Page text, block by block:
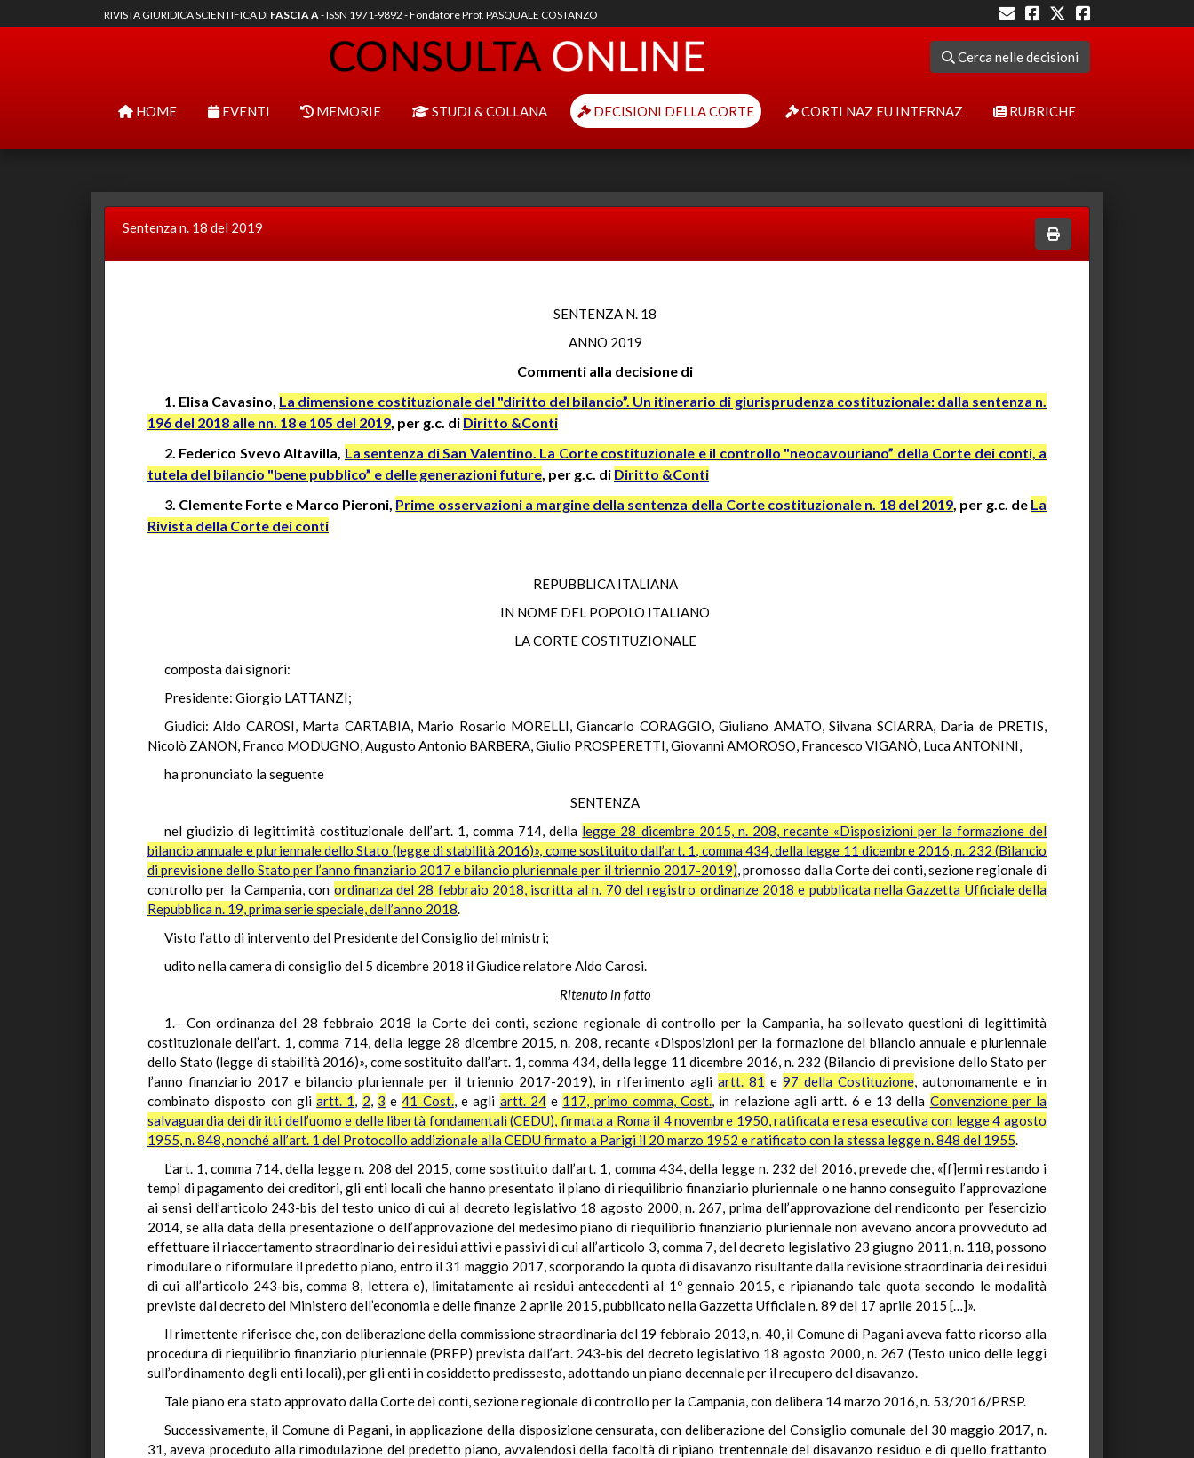
RIVISTA GIURIDICA SCIENTIFICA DI FASCIA A- ISSN 1971-9892 - Fondatore Prof. PASQUALE COSTANZO
Cerca nelle decisioni
HOME EVENTI MEMORIE STUDI & COLLANA DECISIONI DELLA CORTE CORTI NAZ EU INTERNAZ RUBRICHE
Sentenza n. 18 del 2019
SENTENZA N. 18
ANNO 2019
Commenti alla decisione di
1. Elisa Cavasino, La dimensione costituzionale del "diritto del bilancio”. Un itinerario di giurisprudenza costituzionale: dalla sentenza n.
196 del 2018 alle nn. 18 e 105 del 2019, per g.c. di Diritto &Conti
2. Federico Svevo Altavilla, La sentenza di San Valentino. La Corte costituzionale e il controllo "neocavouriano” della Corte dei conti, a
tutela del bilancio "bene pubblico” e delle generazioni future, per g.c. di Diritto &Conti
3. Clemente Forte e Marco Pieroni, Prime osservazioni a margine della sentenza della Corte costituzionale n. 18 del 2019, per g.c. de La
Rivista della Corte dei conti
REPUBBLICA ITALIANA
IN NOME DEL POPOLO ITALIANO
LA CORTE COSTITUZIONALE
composta dai signori:
Presidente: Giorgio LATTANZI;
Giudici: Aldo CAROSI, Marta CARTABIA, Mario Rosario MORELLI, Giancarlo CORAGGIO, Giuliano AMATO, Silvana SCIARRA, Daria de PRETIS,
Nicolò ZANON, Franco MODUGNO, Augusto Antonio BARBERA, Giulio PROSPERETTI, Giovanni AMOROSO, Francesco VIGANÒ, Luca ANTONINI,
ha pronunciato la seguente
SENTENZA
nel giudizio di legittimità costituzionale dell’art. 1, comma 714, della legge 28 dicembre 2015, n. 208, recante «Disposizioni per la formazione del
bilancio annuale e pluriennale dello Stato (legge di stabilità 2016)», come sostituito dall’art. 1, comma 434, della legge 11 dicembre 2016, n. 232 (Bilancio
di previsione dello Stato per l’anno finanziario 2017 e bilancio pluriennale per il triennio 2017-2019), promosso dalla Corte dei conti, sezione regionale di
controllo per la Campania, con ordinanza del 28 febbraio 2018, iscritta al n. 70 del registro ordinanze 2018 e pubblicata nella Gazzetta Ufficiale della
Repubblica n. 19, prima serie speciale, dell’anno 2018.
Visto l’atto di intervento del Presidente del Consiglio dei ministri;
udito nella camera di consiglio del 5 dicembre 2018 il Giudice relatore Aldo Carosi.
Ritenuto in fatto
1.– Con ordinanza del 28 febbraio 2018 la Corte dei conti, sezione regionale di controllo per la Campania, ha sollevato questioni di legittimità
costituzionale dell’art. 1, comma 714, della legge 28 dicembre 2015, n. 208, recante «Disposizioni per la formazione del bilancio annuale e pluriennale
dello Stato (legge di stabilità 2016)», come sostituito dall’art. 1, comma 434, della legge 11 dicembre 2016, n. 232 (Bilancio di previsione dello Stato per
l’anno finanziario 2017 e bilancio pluriennale per il triennio 2017-2019), in riferimento agli artt. 81 e 97 della Costituzione, autonomamente e in
combinato disposto con gliartt. 1, 2, 3 e41 Cost., e agli artt. 24e 117, primo comma, Cost., in relazione agli artt. 6 e 13 della Convenzione per la
salvaguardia dei diritti dell’uomo e delle libertà fondamentali (CEDU), firmata a Roma il 4 novembre 1950, ratificata e resa esecutiva con legge 4 agosto
1955, n. 848, nonché all’art. 1 del Protocollo addizionale alla CEDU firmato a Parigi il 20 marzo 1952 e ratificato con la stessa legge n. 848 del 1955.
L’art. 1, comma 714, della legge n. 208 del 2015, come sostituito dall’art. 1, comma 434, della legge n. 232 del 2016, prevede che, «[f]ermi restando i
tempi di pagamento dei creditori, gli enti locali che hanno presentato il piano di riequilibrio finanziario pluriennale o ne hanno conseguito l’approvazione
ai sensi dell’articolo 243-bis del testo unico di cui al decreto legislativo 18 agosto 2000, n. 267, prima dell’approvazione del rendiconto per l’esercizio
2014, se alla data della presentazione o dell’approvazione del medesimo piano di riequilibrio finanziario pluriennale non avevano ancora provveduto ad
effettuare il riaccertamento straordinario dei residui attivi e passivi di cui all’articolo 3, comma 7, del decreto legislativo 23 giugno 2011, n. 118, possono
rimodulare o riformulare il predetto piano, entro il 31 maggio 2017, scorporando la quota di disavanzo risultante dalla revisione straordinaria dei residui
di cui all’articolo 243-bis, comma 8, lettera e), limitatamente ai residui antecedenti al 1º gennaio 2015, e ripianando tale quota secondo le modalità
previste dal decreto del Ministero dell’economia e delle finanze 2 aprile 2015, pubblicato nella Gazzetta Ufficiale n. 89 del 17 aprile 2015 […]».
Il rimettente riferisce che, con deliberazione della commissione straordinaria del 19 febbraio 2013, n. 40, il Comune di Pagani aveva fatto ricorso alla
procedura di riequilibrio finanziario pluriennale (PRFP) prevista dall’art. 243-bis del decreto legislativo 18 agosto 2000, n. 267 (Testo unico delle leggi
sull’ordinamento degli enti locali), per gli enti in cosiddetto predissesto, adottando un piano decennale per il recupero del disavanzo.
Tale piano era stato approvato dalla Corte dei conti, sezione regionale di controllo per la Campania, con delibera 14 marzo 2016, n. 53/2016/PRSP.
Successivamente, il Comune di Pagani, in applicazione della disposizione censurata, con deliberazione del Consiglio comunale del 30 maggio 2017, n.
31, aveva proceduto alla rimodulazione del predetto piano, avvalendosi della facoltà di ripiano trentennale del disavanzo residuo e di quello frattanto